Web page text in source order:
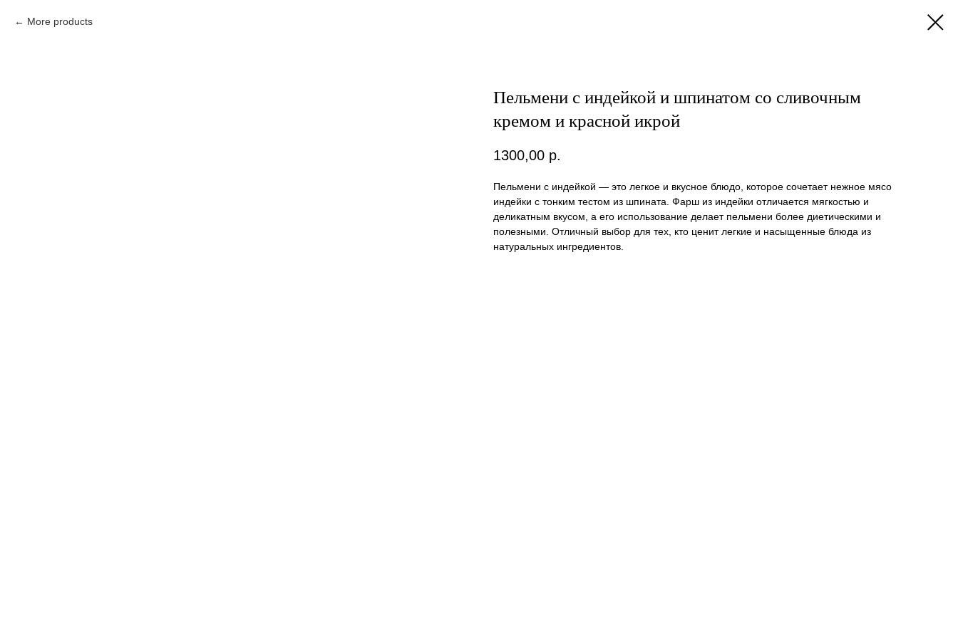
More products
Пельмени с индейкой и шпинатом со сливочным
кремом и красной икрой
1300,00 р.
Пельмени с индейкой — это легкое и вкусное блюдо, которое сочетает нежное мясо
индейки с тонким тестом из шпината. Фарш из индейки отличается мягкостью и
деликатным вкусом, а его использование делает пельмени более диетическими и
полезными. Отличный выбор для тех, кто ценит легкие и насыщенные блюда из
натуральных ингредиентов.